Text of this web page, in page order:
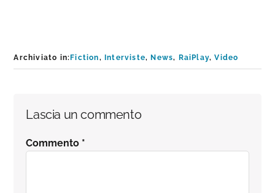
Archiviato in: Fiction, Interviste, News, RaiPlay,Video
Interazioni
del
Lascia un commento
Commento *